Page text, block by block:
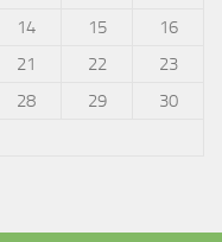
14 15
16
21 22
23
28 29
30